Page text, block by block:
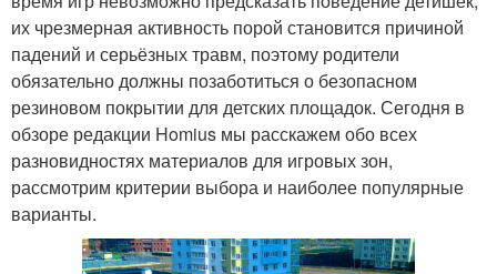
их чрезмерная активность порой становится причиной
падений и серьёзных травм, поэтому родители
обязательно должны позаботиться о безопасном
резиновом покрытии для детских площадок. Сегодня в
обзоре редакции Homius мы расскажем обо всех
разновидностях материалов для игровых зон,
рассмотрим критерии выбора и наиболее популярные
варианты.